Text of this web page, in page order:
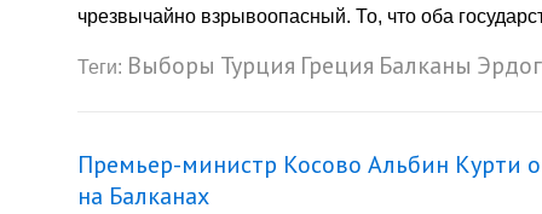
чрезвычайно взрывоопасный. То, что оба
Теги: Выборы Турция Греция Балканы
Премьер-министр Косово Альбин Курти
на Балканах